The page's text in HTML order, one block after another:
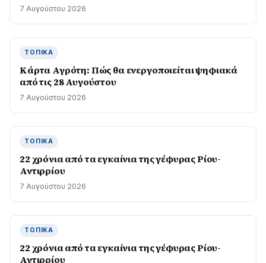
7 Αυγούστου 2026
ΤΟΠΙΚΆ
Κάρτα Αγρότη: Πώς θα ενεργοποιείται ψηφιακά
από τις 28 Αυγούστου
7 Αυγούστου 2026
ΤΟΠΙΚΆ
22 χρόνια από τα εγκαίνια της γέφυρας Ρίου-
Αντιρρίου
7 Αυγούστου 2026
ΤΟΠΙΚΆ
22 χρόνια από τα εγκαίνια της γέφυρας Ρίου-
Αντιρρίου